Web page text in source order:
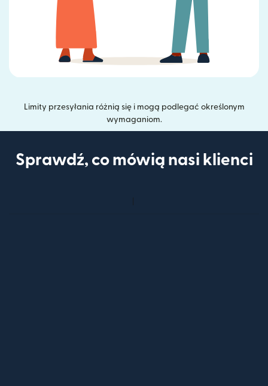
Limity przesyłania różnią się i mogą podlegać określonym
wymaganiom.
Sprawdź, co mówią nasi klienci